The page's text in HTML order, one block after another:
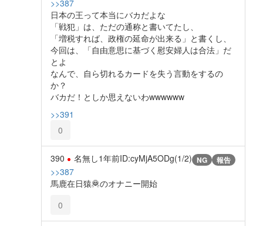
>>387
日本の王って本当にバカだよな
「戦犯」は、ただの通称と書いてたし、
「増税すれば、政権の延命が出来る」と書くし、
今回は、「自由意思に基づく慰安婦人は合法」だ
とよ
なんで、自ら切れるカードを失う言動をするの
か？
バカだ！としか思えないわwwwwww
>>391
0
390 名無し1年前ID:cyMjA5ODg(1/2) NG 報告
>>387
馬鹿在日猿🦧のオナニー開始
0